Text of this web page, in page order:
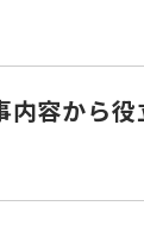
内容から